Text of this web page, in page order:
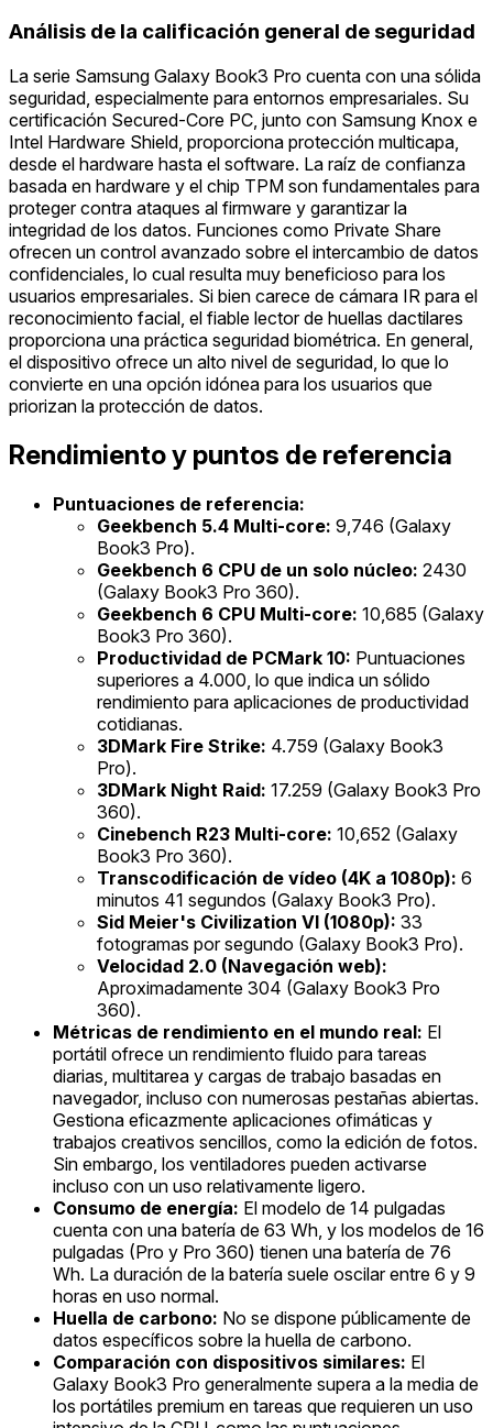
Análisis de la calificación general de seguridad
La serie Samsung Galaxy Book3 Pro cuenta con una sólida
seguridad, especialmente para entornos empresariales. Su
certificación Secured-Core PC, junto con Samsung Knox e
Intel Hardware Shield, proporciona protección multicapa,
desde el hardware hasta el software. La raíz de confianza
basada en hardware y el chip TPM son fundamentales para
proteger contra ataques al firmware y garantizar la
integridad de los datos. Funciones como Private Share
ofrecen un control avanzado sobre el intercambio de datos
confidenciales, lo cual resulta muy beneficioso para los
usuarios empresariales. Si bien carece de cámara IR para el
reconocimiento facial, el fiable lector de huellas dactilares
proporciona una práctica seguridad biométrica. En general,
el dispositivo ofrece un alto nivel de seguridad, lo que lo
convierte en una opción idónea para los usuarios que
priorizan la protección de datos.
Rendimiento y puntos de referencia
Puntuaciones de referencia:
Geekbench 5.4 Multi-core: 9,746 (Galaxy
Book3 Pro).
Geekbench 6 CPU de un solo núcleo: 2430
(Galaxy Book3 Pro 360).
Geekbench 6 CPU Multi-core: 10,685 (Galaxy
Book3 Pro 360).
Productividad de PCMark 10: Puntuaciones
superiores a 4.000, lo que indica un sólido
rendimiento para aplicaciones de productividad
cotidianas.
3DMark Fire Strike: 4.759 (Galaxy Book3
Pro).
3DMark Night Raid: 17.259 (Galaxy Book3 Pro
360).
Cinebench R23 Multi-core: 10,652 (Galaxy
Book3 Pro 360).
Transcodificación de vídeo (4K a 1080p): 6
minutos 41 segundos (Galaxy Book3 Pro).
Sid Meier's Civilization VI (1080p): 33
fotogramas por segundo (Galaxy Book3 Pro).
Velocidad 2.0 (Navegación web):
Aproximadamente 304 (Galaxy Book3 Pro
360).
Métricas de rendimiento en el mundo real: El
portátil ofrece un rendimiento fluido para tareas
diarias, multitarea y cargas de trabajo basadas en
navegador, incluso con numerosas pestañas abiertas.
Gestiona eficazmente aplicaciones ofimáticas y
trabajos creativos sencillos, como la edición de fotos.
Sin embargo, los ventiladores pueden activarse
incluso con un uso relativamente ligero.
Consumo de energía: El modelo de 14 pulgadas
cuenta con una batería de 63 Wh, y los modelos de 16
pulgadas (Pro y Pro 360) tienen una batería de 76
Wh. La duración de la batería suele oscilar entre 6 y 9
horas en uso normal.
Huella de carbono: No se dispone públicamente de
datos específicos sobre la huella de carbono.
Comparación con dispositivos similares: El
Galaxy Book3 Pro generalmente supera a la media de
los portátiles premium en tareas que requieren un uso